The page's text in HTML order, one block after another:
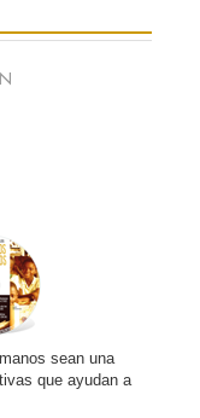
sean una
que ayudan a